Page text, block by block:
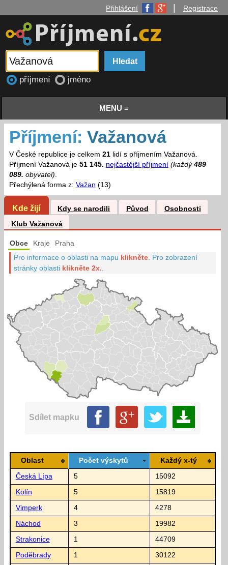
Přihlášení Registrace
příjmení jméno
MENU ≡
Příjmení: Važanová
V České republice je celkem 21lidí s příjmením Važanová.
Příjmení Važanová je 51 145. nejčastější příjmení (každý 489
089. obyvatel).
Přechýlená forma z: Važan (13)
Kde žijí Kdy se narodili Původ
Osobnosti
Klub Važanová
Obce Kraje Praha
Pro informace o oblasti na mapu klikněte Pro zobrazení
stránky oblasti klikněte 2x.
Sdílet mapku
Oblast Počet výskytů Každý x-tý
Česká Lípa 5 15092
Kolín 5 15819
Vimperk 4 4278
Náchod 3 19982
Strakonice 1 44709
Poděbrady 1 30122